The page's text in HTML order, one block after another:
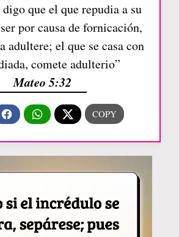
digo que el que repudia a su
por causa de fornicación,
adultere; el que se casa con
comete adulterio”
Mateo 5:32